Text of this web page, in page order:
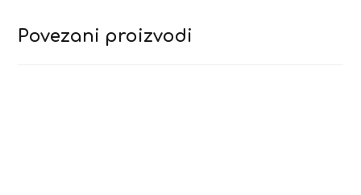
Povezani proizvodi